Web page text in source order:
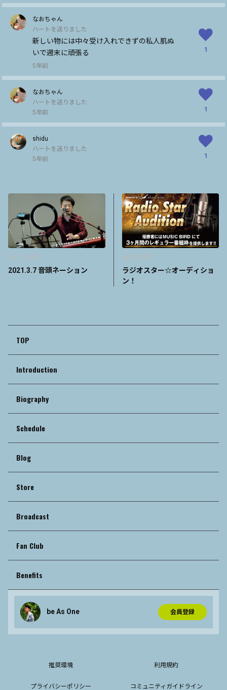
なおちゃん
ハートを送りました
新しい物には中々受け入れできずの私人肌ぬ
いで週末に頑張る
5年前
1
なおちゃん
ハートを送りました
5年前
1
shidu
ハートを送りました
5年前
1
2021.3.7 音頭ネーション
ラジオスター☆オーディショ
ン！
TOP
Introduction
Biography
Schedule
Blog
Store
Broadcast
Fan Club
Benefits
be As One 会員登録
推奨環境 利用規約
プライバシーポリシー コミュニティガイドライン